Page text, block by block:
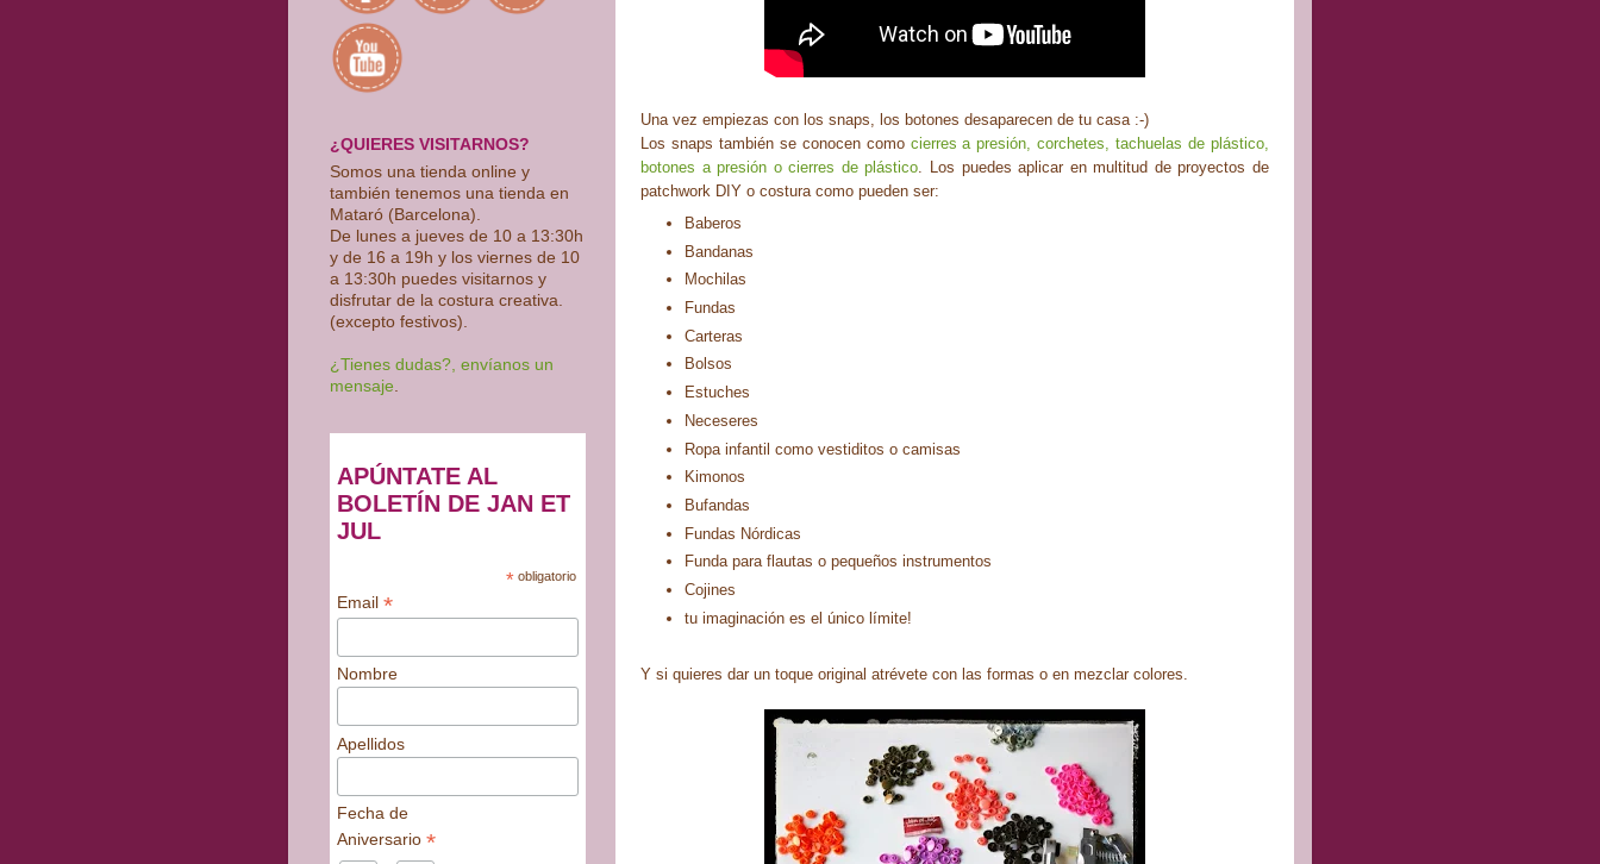
Una vez empiezas con los snaps, los botones desaparecen de tu casa :-)
Los snaps también se conocen como cierres a presión, corchetes, tachuelas de plástico,
botones a presión o cierres de plástico . Los puedes aplicar en multitud de proyectos de
patchwork DIY o costura como pueden ser:
Baberos
Bandanas
Mochilas
Fundas
Carteras
Bolsos
Estuches
Neceseres
Ropa infantil como vestiditos o camisas
Kimonos
Bufandas
Fundas Nórdicas
Funda para flautas o pequeños instrumentos
Cojines
tu imaginación es el único límite!
Y si quieres dar un toque original atrévete con las formas o en mezclar colores.
¿QUIERES VISITARNOS?
Somos una tienda online y
también tenemos una tienda en
Mataró (Barcelona).
De lunes a jueves de 10 a 13:30h
y de 16 a 19h y los viernes de 10
a 13:30h puedes visitarnos y
disfrutar de la costura creativa.
(excepto festivos).
¿Tienes dudas?, envíanos un
mensaje.
APÚNTATE AL
BOLETÍN DE JAN ET
JUL
*obligatorio
Email*
Nombre
Apellidos
Fecha de
Aniversario*